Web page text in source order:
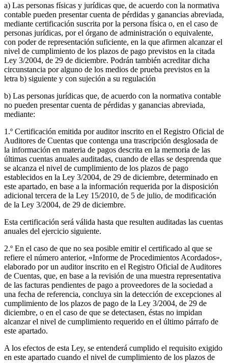
a) Las personas físicas y jurídicas que, de acuerdo con la normativa
contable pueden presentar cuenta de pérdidas y ganancias abreviada,
mediante certificación suscrita por la persona física o, en el caso de
personas jurídicas, por el órgano de administración o equivalente,
con poder de representación suficiente, en la que afirmen alcanzar el
nivel de cumplimiento de los plazos de pago previstos en la citada
Ley 3/2004, de 29 de diciembre. Podrán también acreditar dicha
circunstancia por alguno de los medios de prueba previstos en la
letra b) siguiente y con sujeción a su regulación
b) Las personas jurídicas que, de acuerdo con la normativa contable
no pueden presentar cuenta de pérdidas y ganancias abreviada,
mediante:
1.º Certificación emitida por auditor inscrito en el Registro Oficial de
Auditores de Cuentas que contenga una trascripción desglosada de
la información en materia de pagos descrita en la memoria de las
últimas cuentas anuales auditadas, cuando de ellas se desprenda que
se alcanza el nivel de cumplimiento de los plazos de pago
establecidos en la Ley 3/2004, de 29 de diciembre, determinado en
este apartado, en base a la información requerida por la disposición
adicional tercera de la Ley 15/2010, de 5 de julio, de modificación
de la Ley 3/2004, de 29 de diciembre.
Esta certificación será válida hasta que resulten auditadas las cuentas
anuales del ejercicio siguiente.
2.º En el caso de que no sea posible emitir el certificado al que se
refiere el número anterior, «Informe de Procedimientos Acordados»,
elaborado por un auditor inscrito en el Registro Oficial de Auditores
de Cuentas, que, en base a la revisión de una muestra representativa
de las facturas pendientes de pago a proveedores de la sociedad a
una fecha de referencia, concluya sin la detección de excepciones al
cumplimiento de los plazos de pago de la Ley 3/2004, de 29 de
diciembre, o en el caso de que se detectasen, éstas no impidan
alcanzar el nivel de cumplimiento requerido en el último párrafo de
este apartado.
A los efectos de esta Ley, se entenderá cumplido el requisito exigido
en este apartado cuando el nivel de cumplimiento de los plazos de